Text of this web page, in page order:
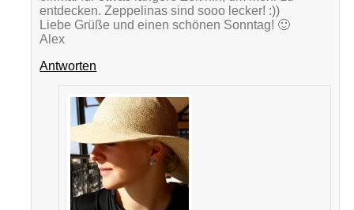
entdecken. Zeppelinas sind sooo lecker! :))
Liebe Grüße und einen schönen Sonntag! 🙂
Alex
Antworten